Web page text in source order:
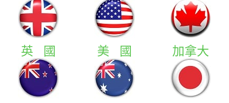
英 國 美 國 加拿大